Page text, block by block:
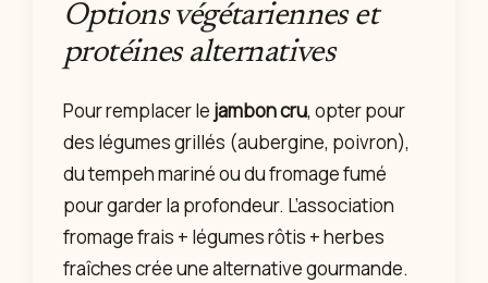
Options végétariennes et
protéines alternatives
Pour remplacer le jambon cru, opter pour
des légumes grillés (aubergine, poivron),
du tempeh mariné ou du fromage fumé
pour garder la profondeur. L’association
fromage frais + légumes rôtis + herbes
fraîches crée une alternative gourmande.